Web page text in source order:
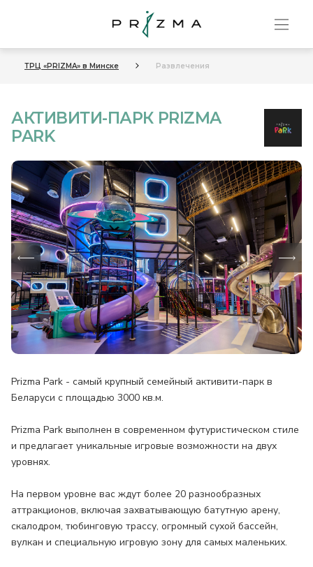
ТРЦ «PRIZMA» в Минске Развлечения
АКТИВИТИ-ПАРК PRIZMA
PARK
Prizma Park - самый крупный семейный активити-парк в
Беларуси с площадью 3000 кв.м.
Prizma Park выполнен в современном футуристическом стиле
и предлагает уникальные игровые возможности на двух
уровнях.
На первом уровне вас ждут более 20 разнообразных
аттракционов, включая захватывающую батутную арену,
скалодром, тюбинговую трассу, огромный сухой бассейн,
вулкан и специальную игровую зону для самых маленьких.